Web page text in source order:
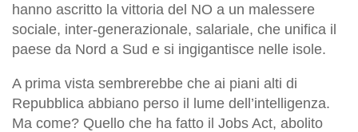
hanno ascritto la vittoria del NO a un malessere
sociale, inter-generazionale, salariale, che unifica il
paese da Nord a Sud e si ingigantisce nelle isole.
A prima vista sembrerebbe che ai piani alti di
Repubblica abbiano perso il lume dell’intelligenza.
Ma come? Quello che ha fatto il Jobs Act, abolito